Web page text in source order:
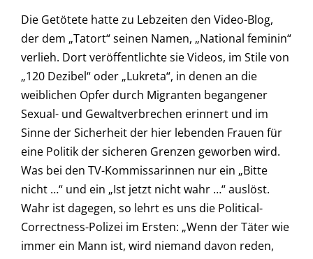
Die Getötete hatte zu Lebzeiten den Video-Blog,
der dem „Tatort“ seinen Namen, „National feminin“
verlieh. Dort veröffentlichte sie Videos, im Stile von
„120 Dezibel“ oder „Lukreta“, in denen an die
weiblichen Opfer durch Migranten begangener
Sexual- und Gewaltverbrechen erinnert und im
Sinne der Sicherheit der hier lebenden Frauen für
eine Politik der sicheren Grenzen geworben wird.
Was bei den TV-Kommissarinnen nur ein „Bitte
nicht …“ und ein „Ist jetzt nicht wahr …“ auslöst.
Wahr ist dagegen, so lehrt es uns die Political-
Correctness-Polizei im Ersten: „Wenn der Täter wie
immer ein Mann ist, wird niemand davon reden,